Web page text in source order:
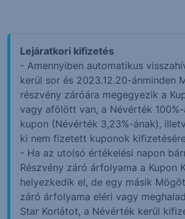
Lejáratkori kifizetés
- Amennyiben automatikus
kerül sor és 2023.12.20-ánminden
részvény záróára megegyezik a
vagy afölött van, a Névérték
kupon (Névérték 3,23%-ának),
ki nem fizetett kuponok
- Ha az utolsó értékelési napon
Részvény záró árfolyama a Kupon
helyezkedik el, de egy másik
záró árfolyama eléri vagy
Star Korlátot, a Névérték kerül